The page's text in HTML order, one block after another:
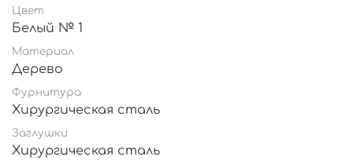
Цвет
Белый № 1
Материал
Дерево
Фурнитура
Хирургическая сталь
Заглушки
Хирургическая сталь